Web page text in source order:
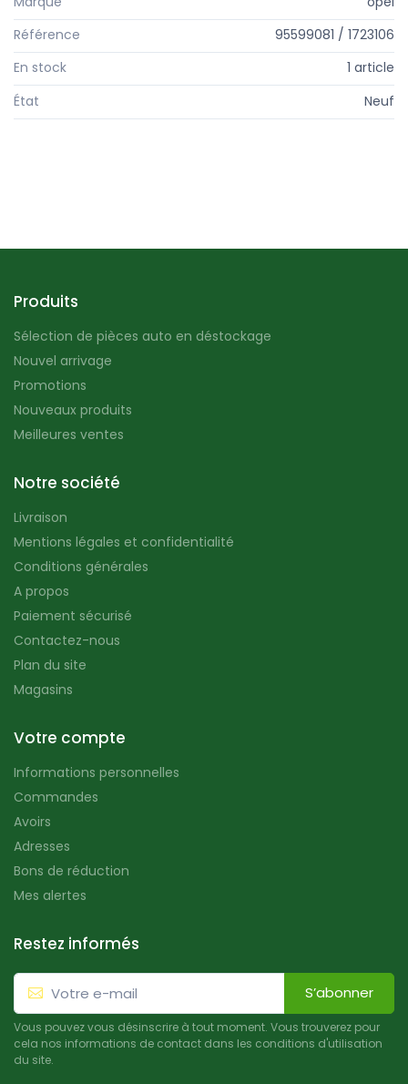
Référence
95599081 / 1723106
En stock
1 article
État
Neuf
Produits
Sélection de pièces auto en déstockage
Nouvel arrivage
Promotions
Nouveaux produits
Meilleures ventes
Notre société
Livraison
Mentions légales et confidentialité
Conditions générales
A propos
Paiement sécurisé
Contactez-nous
Plan du site
Magasins
Votre compte
Informations personnelles
Commandes
Avoirs
Adresses
Bons de réduction
Mes alertes
Restez informés
S’abonner
Vous pouvez vous désinscrire à tout moment. Vous trouverez pour
cela nos informations de contact dans les conditions d'utilisation
du site.